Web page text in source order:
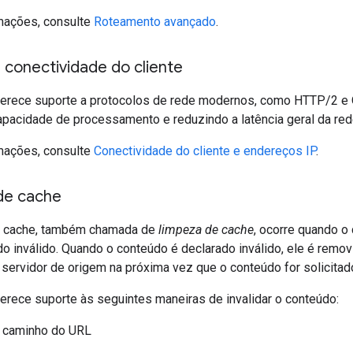
consulte Roteamento avançado.
conectividade do cliente
suporte a protocolos de rede modernos, como HTTP/2 e
de processamento e reduzindo a latência geral da
consulte Conectividade do cliente e endereços IP.
cache
também chamada de limpeza de cache, ocorre quando
inválido. Quando o conteúdo é declarado inválido, ele é
de origem na próxima vez que o conteúdo for
suporte às seguintes maneiras de invalidar o conteúdo:
do URL